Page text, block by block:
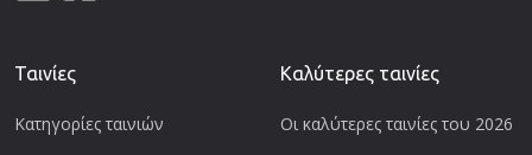
Ταινίες
Κατηγορίες ταινιών
Καλύτερες ταινίες
Οι καλύτερες ταινίες του 2026